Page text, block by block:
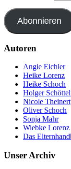
Abonnieren
Autoren
Angie Eichler
Heike Lorenz
Heike Schoch
Holger
Nicole Theinert
Oliver Schoch
Sonja Mahr
Wiebke Lorenz
Das
Unser Archiv